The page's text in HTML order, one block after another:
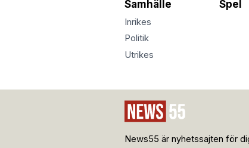
Samhälle
Inrikes
Politik
Utrikes
Spel
News55 är nyhetssajten för